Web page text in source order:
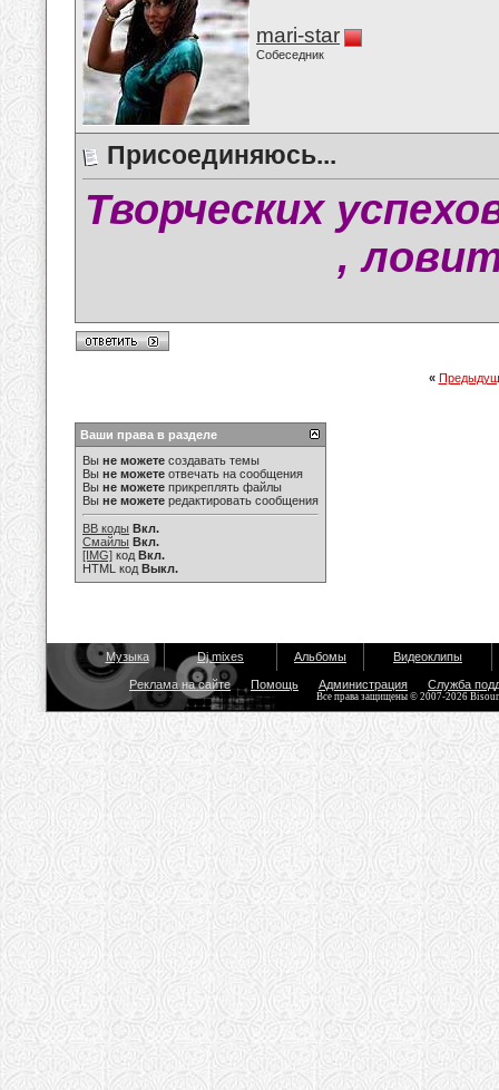
mari-star
Собеседник
Присоединяюсь...
Творческих
,
«
Ваши права в разделе
Вы не можете создавать темы
Вы не можете отвечать на сообщения
Вы не можете прикреплять файлы
Вы не можете редактировать сообщения
BB коды Вкл.
Смайлы Вкл.
[IMG] код Вкл.
HTML код Выкл.
Музыка Dj mixes Альбомы Видеоклипы
Реклама на сайте Помощь Администрация Служба
Все права защищены © 2007-2026